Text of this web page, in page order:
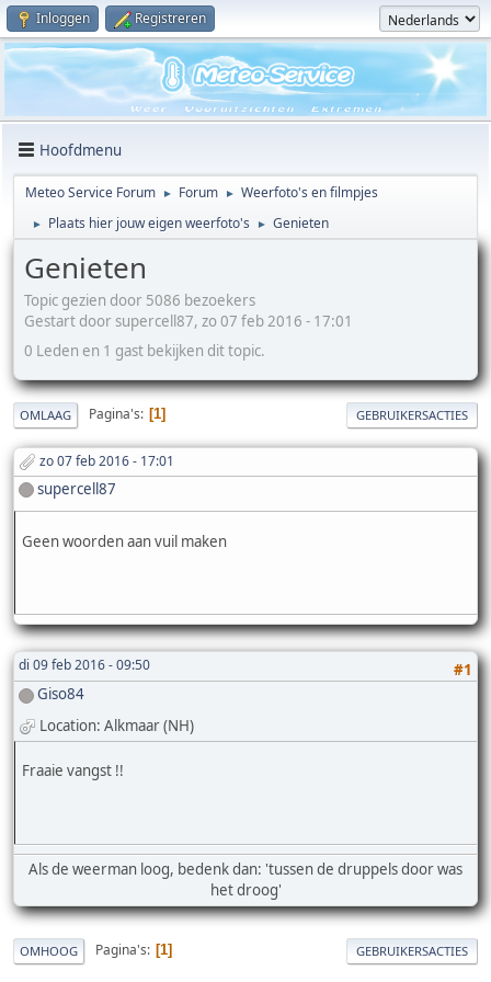
Inloggen Registreren
Hoofdmenu
Meteo Service Forum ► Forum ► Weerfoto's en filmpjes
► Plaats hier jouw eigen weerfoto's ► Genieten
Genieten
Topic gezien door 5086 bezoekers
Gestart door supercell87, zo 07 feb 2016 - 17:01
0 Leden en 1 gast bekijken dit topic.
OMLAAG Pagina's 1 GEBRUIKERSACTIES
zo 07 feb 2016 - 17:01
supercell87
Geen woorden aan vuil maken
di 09 feb 2016 - 09:50
#1
Giso84
Location: Alkmaar (NH)
Fraaie vangst !!
Als de weerman loog, bedenk dan: 'tussen de druppels door was
het droog'
OMHOOG Pagina's 1 GEBRUIKERSACTIES